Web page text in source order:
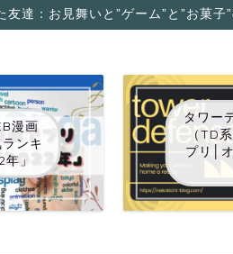
友達：お見舞いと”ゲーム”と”お菓子
漫画
ンキ
」
タワー
（TD
プリ│